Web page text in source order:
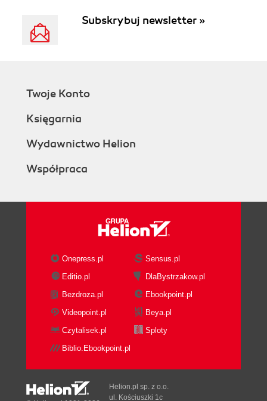
Subskrybuj newsletter »
Twoje Konto
Księgarnia
Wydawnictwo Helion
Współpraca
Onepress.pl
Sensus.pl
Editio.pl
DlaBystrzakow.pl
Bezdroza.pl
Ebookpoint.pl
Videopoint.pl
Beya.pl
Czytalisek.pl
Sploty
Biblio.Ebookpoint.pl
Helion.pl sp. z o.o.
ul. Kościuszki 1c